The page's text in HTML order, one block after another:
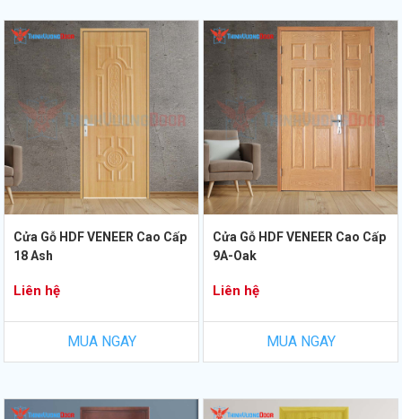
Cửa Gỗ HDF VENEER Cao Cấp
18 Ash
Liên hệ
MUA NGAY
Cửa Gỗ HDF VENEER Cao Cấp
9A-Oak
Liên hệ
MUA NGAY